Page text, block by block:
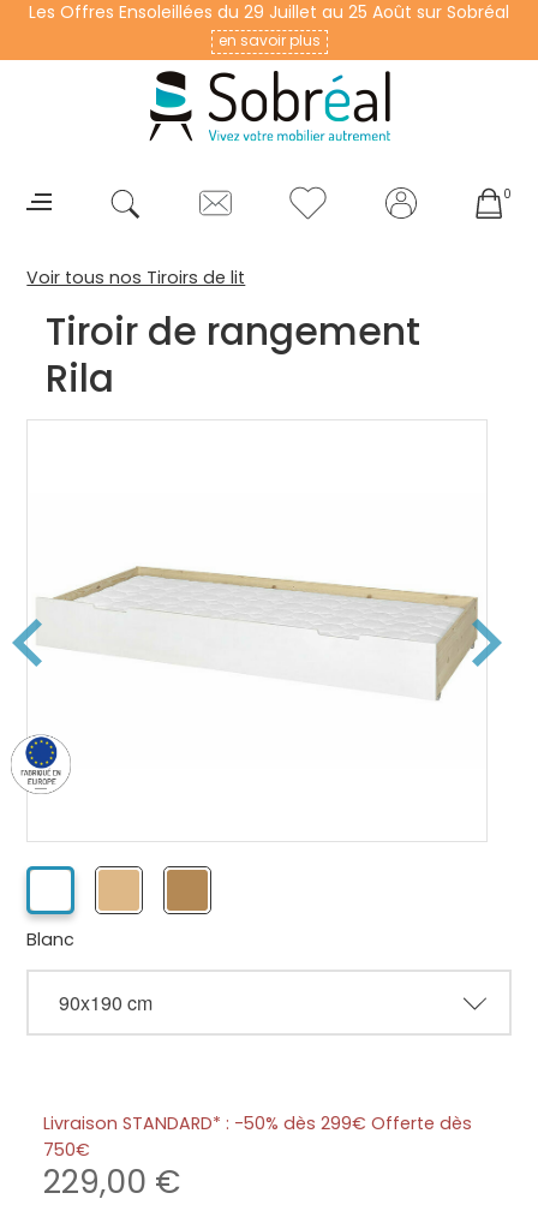
Les Offres Ensoleillées du 29 Juillet au 25 Août sur Sobréal
en savoir plus
0
Voir tous nos Tiroirs de lit
Tiroir de rangement
Rila
Blanc
Livraison STANDARD* : -50% dès 299€ Offerte dès
750
229,00